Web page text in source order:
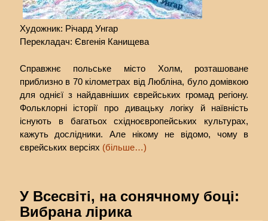
Художник: Річард Унгар
Перекладач: Євгенія Канищева
Справжнє польське місто Холм, розташоване
приблизно в 70 кілометрах від Любліна, було домівкою
для однієї з найдавніших єврейських громад регіону.
Фольклорні історії про дивацьку логіку й наївність
існують в багатьох східноєвропейських культурах,
кажуть дослідники. Але нікому не відомо, чому в
єврейських версіях (більше…)
У Всесвіті, на сонячному боці:
Вибрана лірика